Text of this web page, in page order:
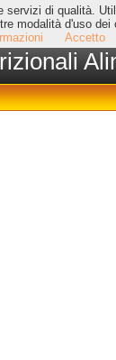
servizi di qualità.
modalità d'uso dei
Accetto